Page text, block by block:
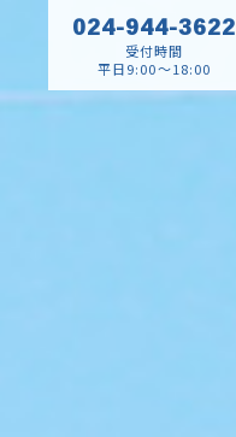
024-944-3622
受付時間
平日9:00～18:00